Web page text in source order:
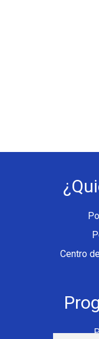
Centro